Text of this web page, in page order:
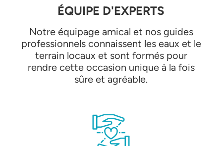
ÉQUIPE D'EXPERTS
Notre équipage amical et nos guides
professionnels connaissent les eaux et le
terrain locaux et sont formés pour
rendre cette occasion unique à la fois
sûre et agréable.